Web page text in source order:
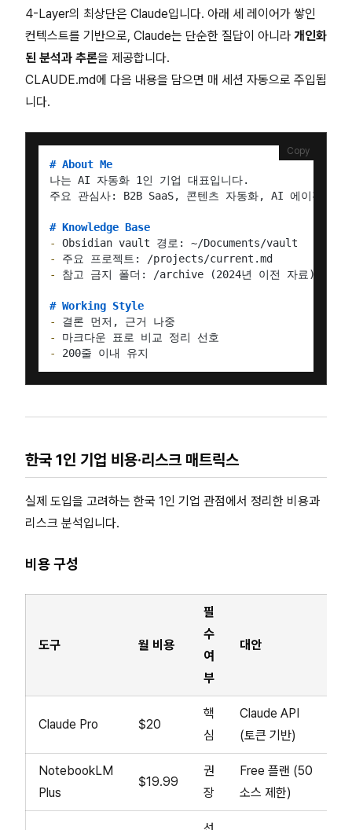
4-Layer의 최상단은 Claude입니다. 아래 세 레이어가 쌓인
컨텍스트를 기반으로, Claude는 단순한 질답이 아니라 개인화
된 분석과 추론을 제공합니다.
CLAUDE.md에 다음 내용을 담으면 매 세션 자동으로 주입됩
니다.
# About Me
나는 AI 자동화 1인 기업 대표입니다.
주요 관심사: B2B SaaS, 콘텐츠 자동화, AI 에이전트
# Knowledge Base
-
-
-
참고 금지 폴더: /archive (2024년 이전 자료)
# Working Style
-
-
-
Copy
한국 1인 기업 비용·리스크 매트릭스
실제 도입을 고려하는 한국 1인 기업 관점에서 정리한 비용과
리스크 분석입니다.
비용 구성
도구 월 비용
필
수
여
부
대안
Claude Pro $20
핵
심
Claude API
(토큰 기반)
NotebookLM
Plus
$19.99
권
장
Free 플랜 (50
소스 제한)